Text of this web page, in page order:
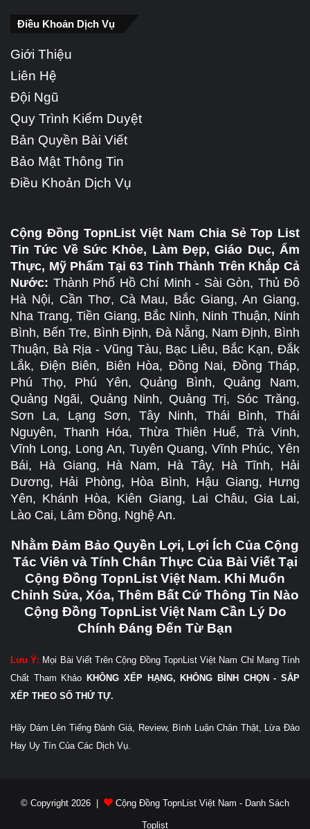
Điều Khoản Dịch Vụ
Giới Thiệu
Liên Hệ
Đội Ngũ
Quy Trình Kiểm Duyệt
Bản Quyền Bài Viết
Bảo Mật Thông Tin
Điều Khoản Dịch Vụ
Cộng Đồng TopnList Việt Nam Chia Sẻ Top List
Tin Tức Về Sức Khỏe, Làm Đẹp, Giáo Dục, Ẩm
Thực, Mỹ Phẩm Tại 63 Tỉnh Thành Trên Khắp Cả
Nước: Thành Phố Hồ Chí Minh - Sài Gòn, Thủ Đô
Hà Nội, Cần Thơ, Cà Mau, Bắc Giang, An Giang,
Nha Trang, Tiền Giang, Bắc Ninh, Ninh Thuận, Ninh
Bình, Bến Tre, Bình Định, Đà Nẵng, Nam Định, Bình
Thuận, Bà Rịa - Vũng Tàu, Bạc Liêu, Bắc Kạn, Đắk
Lắk, Điện Biên, Biên Hòa, Đồng Nai, Đồng Tháp,
Phú Thọ, Phú Yên, Quảng Bình, Quảng Nam,
Quảng Ngãi, Quảng Ninh, Quảng Trị, Sóc Trăng,
Sơn La, Lạng Sơn, Tây Ninh, Thái Bình, Thái
Nguyên, Thanh Hóa, Thừa Thiên Huế, Trà Vinh,
Vĩnh Long, Long An, Tuyên Quang, Vĩnh Phúc, Yên
Bái, Hà Giang, Hà Nam, Hà Tây, Hà Tĩnh, Hải
Dương, Hải Phòng, Hòa Bình, Hậu Giang, Hưng
Yên, Khánh Hòa, Kiên Giang, Lai Châu, Gia Lai,
Lào Cai, Lâm Đồng, Nghệ An.
Nhằm Đảm Bảo Quyền Lợi, Lợi Ích Của Cộng
Tác Viên và Tính Chân Thực Của Bài Viết Tại
Cộng Đồng TopnList Việt Nam. Khi Muốn
Chỉnh Sửa, Xóa, Thêm Bất Cứ Thông Tin Nào
Cộng Đồng TopnList Việt Nam Cần Lý Do
Chính Đáng Đến Từ Bạn
Lưu Ý: Mọi Bài Viết Trên Cộng Đồng TopnList Việt Nam Chỉ Mang Tính
Chất Tham Khảo KHÔNG XẾP HẠNG, KHÔNG BÌNH CHỌN - SẮP
XẾP THEO SỐ THỨ TỰ.
Hãy Dám Lên Tiếng Đánh Giá, Review, Bình Luận Chân Thật, Lừa Đảo
Hay Uy Tín Của Các Dịch Vụ.
© Copyright 2026 | Cộng Đồng TopnList Việt Nam - Danh Sách
Toplist